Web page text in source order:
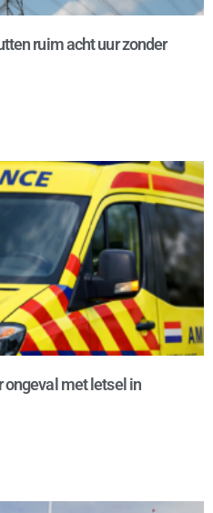
ruim acht uur zonder
ongeval met letsel in